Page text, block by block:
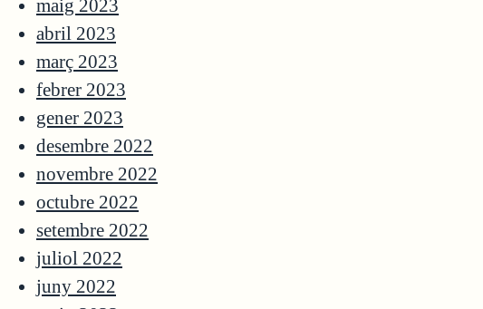
maig 2023
abril 2023
març 2023
febrer 2023
gener 2023
desembre 2022
novembre 2022
octubre 2022
setembre 2022
juliol 2022
juny 2022